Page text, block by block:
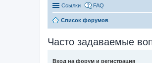
Ссылки FAQ
Список форумов
Часто задаваемые
Вход на форум и регистрация